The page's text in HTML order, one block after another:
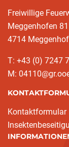
Freiwillige
Meggenhofen 81
4714
T: +43 (0) 7247
M:
Kontaktformular